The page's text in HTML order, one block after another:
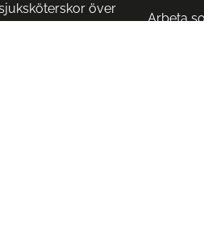
över
Arbeta